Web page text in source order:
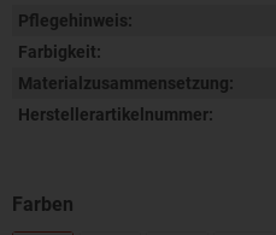
Pflegehinweis:
Farbigkeit:
Materialzusammensetzung:
Herstellerartikelnummer: